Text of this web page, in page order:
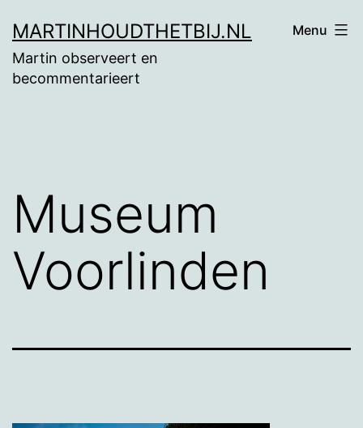
naar
de
MARTINHOUDTHETBIJ.NL
Martin observeert en
becommentarieert
Menu
Museum
Voorlinden